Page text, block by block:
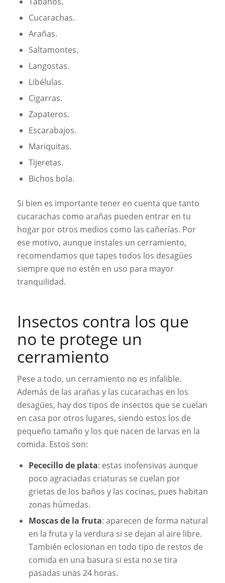
Cucarachas.
Arañas.
Saltamontes.
Langostas.
Libélulas.
Cigarras.
Zapateros.
Escarabajos.
Mariquitas.
Tijeretas.
Bichos bola.
Si bien es importante tener en cuenta que tanto
cucarachas como arañas pueden entrar en tu
hogar por otros medios como las cañerías. Por
ese motivo, aunque instales un cerramiento,
recomendamos que tapes todos los desagües
siempre que no estén en uso para mayor
tranquilidad.
Insectos contra los que
no te protege un
cerramiento
Pese a todo, un cerramiento no es infalible.
Además de las arañas y las cucarachas en los
desagües, hay dos tipos de insectos que se cuelan
en casa por otros lugares, siendo estos los de
pequeño tamaño y los que nacen de larvas en la
comida. Estos son:
Pececillo de plata: estas inofensivas aunque
poco agraciadas criaturas se cuelan por
grietas de los baños y las cocinas, pues habitan
zonas húmedas.
Moscas de la fruta: aparecen de forma natural
en la fruta y la verdura si se dejan al aire libre.
También eclosionan en todo tipo de restos de
comida en una basura si esta no se tira
pasadas unas 24 horas.